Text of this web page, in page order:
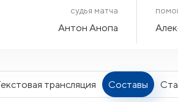
судья матча
Антон Анопа
трансляция Составы